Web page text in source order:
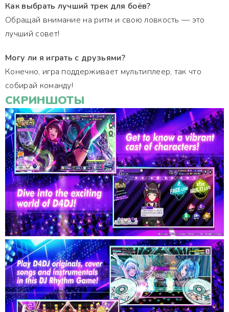
Как выбрать лучший трек для боёв?
Обращай внимание на ритм и свою ловкость — это
лучший совет!
Могу ли я играть с друзьями?
Конечно, игра поддерживает мультиплеер, так что
собирай команду!
СКРИНШОТЫ